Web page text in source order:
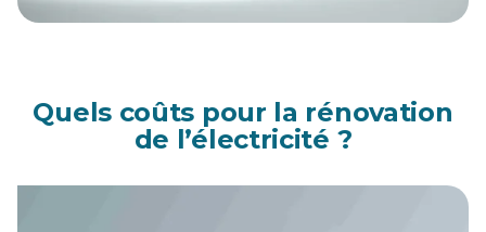
Quels coûts pour la rénovation
de l’électricité ?